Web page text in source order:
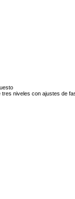
niveles con ajustes de